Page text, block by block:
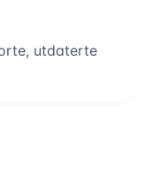
utdaterte